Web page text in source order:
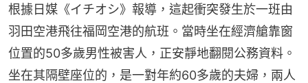
根據日媒《イチオシ》報導，這起衝突發生於一班由
羽田空港飛往福岡空港的航班。當時坐在經濟艙靠窗
位置的50多歲男性被害人，正安靜地翻閱公務資料。
坐在其隔壁座位的，是一對年約60多歲的夫婦，兩人